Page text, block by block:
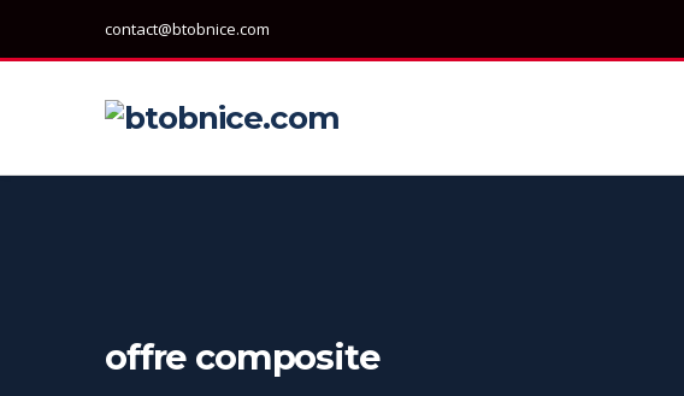
contact@btobnice.com
offre composite